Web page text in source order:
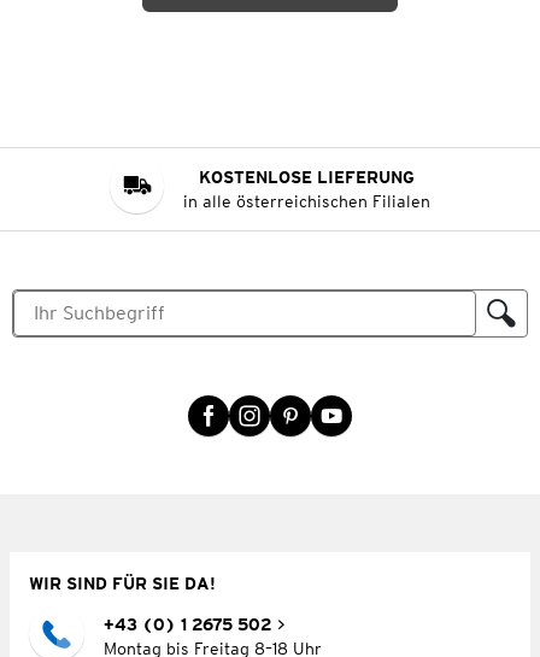
KOSTENLOSE LIEFERUNG
in alle österreichischen Filialen
WIR SIND FÜR SIE DA!
+43 (0) 1 2675 502
Montag bis Freitag 8–18 Uhr